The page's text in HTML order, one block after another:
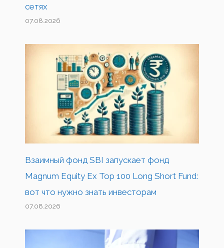
сетях
07.08.2026
Взаимный фонд SBI запускает фонд
Magnum Equity Ex Top 100 Long Short Fund:
вот что нужно знать инвесторам
07.08.2026